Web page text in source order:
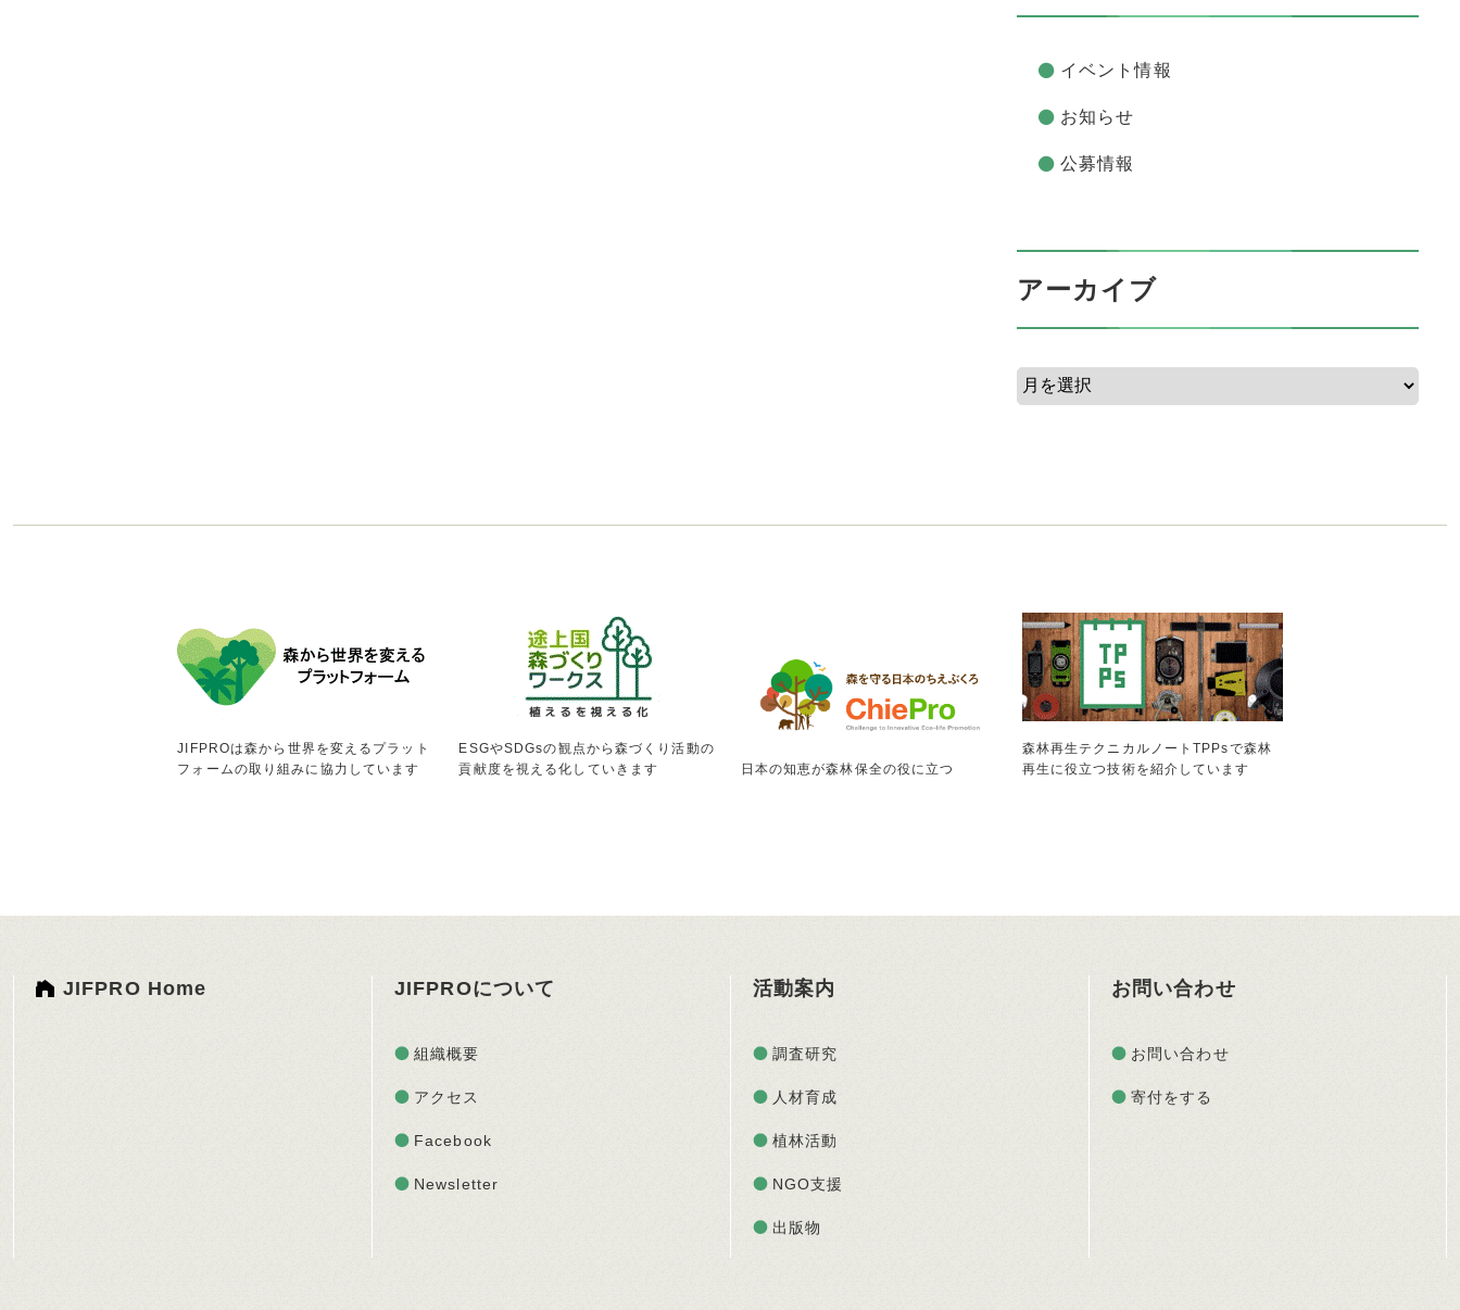
イベント情報
お知らせ
公募情報
アーカイブ
JIFPROは森から世界を変えるプラット
フォームの取り組みに協力しています
ESGやSDGsの観点から森づくり活動の
貢献度を視える化していきます
日本の知恵が森林保全の役に立つ
森林再生テクニカルノートTPPsで森林
再生に役立つ技術を紹介しています
JIFPRO Home JIFPROについて
組織概要
アクセス
Facebook
Newsletter
活動案内
調査研究
人材育成
植林活動
NGO支援
出版物
お問い合わせ
お問い合わせ
寄付をする